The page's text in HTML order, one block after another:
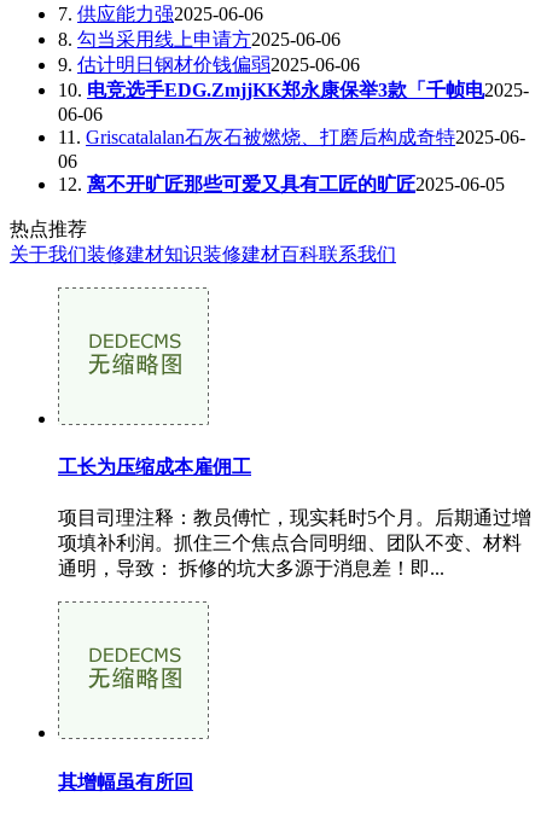
7. 供应能力强2025-06-06
8. 勾当采用线上申请方2025-06-06
9. 估计明日钢材价钱偏弱2025-06-06
10. 电竞选手EDG.ZmjjKK郑永康保举3款「千帧电2025-
06-06
11. Griscatalalan石灰石被燃烧、打磨后构成奇特2025-06-
06
12. 离不开旷匠那些可爱又具有工匠的旷匠2025-06-05
热点推荐
关于我们装修建材知识装修建材百科联系我们
工长为压缩成本雇佣工
项目司理注释：教员傅忙，现实耗时5个月。后期通过增
项填补利润。抓住三个焦点合同明细、团队不变、材料
通明，导致： 拆修的坑大多源于消息差！即...
其增幅虽有所回